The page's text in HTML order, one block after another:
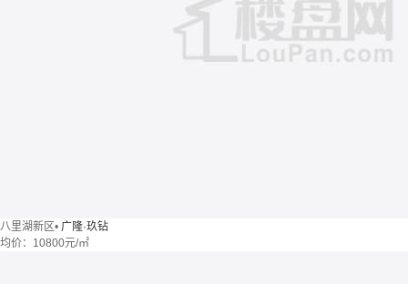
八里湖新区• 广隆·玖钻
均价： 10800元/㎡